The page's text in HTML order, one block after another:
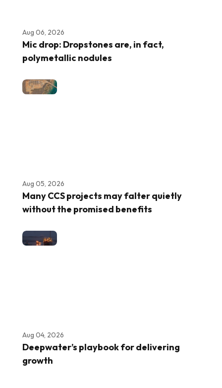
Aug 06, 2026
Mic drop: Dropstones are, in fact,
polymetallic nodules
Aug 05, 2026
Many CCS projects may falter quietly
without the promised benefits
Aug 04, 2026
Deepwater’s playbook for delivering
growth